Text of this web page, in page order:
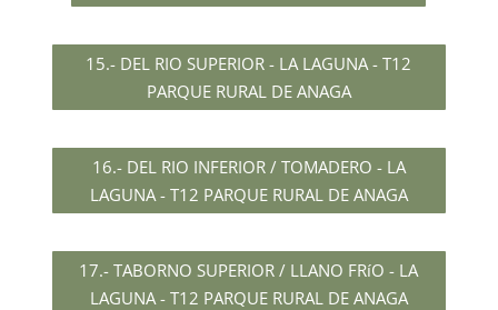
15.- DEL RIO SUPERIOR - LA LAGUNA - T12
PARQUE RURAL DE ANAGA
16.- DEL RIO INFERIOR / TOMADERO - LA
LAGUNA - T12 PARQUE RURAL DE ANAGA
17.- TABORNO SUPERIOR / LLANO FRíO - LA
LAGUNA - T12 PARQUE RURAL DE ANAGA